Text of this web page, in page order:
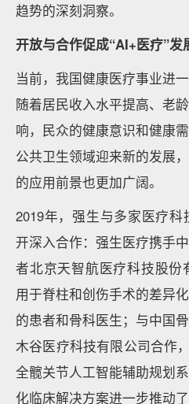
趋势的深刻洞察。
开放与合作促成“AI+医疗”发
当前，我国健康医疗事业进
随着居民收入水平提高、老
响，民众的健康意识和健康
公共卫生领域迎来新的发展
的应用前景也更加广阔。
2019年，强生与多家医疗
开深入合作：强生医疗携手
者北京天智航医疗科技股份
用于脊柱和创伤手术的差异
的患者和骨科医生；与中国
木谷医疗科技有限公司合作
全髋关节人工智能辅助规划
化临床解决方案进一步推动